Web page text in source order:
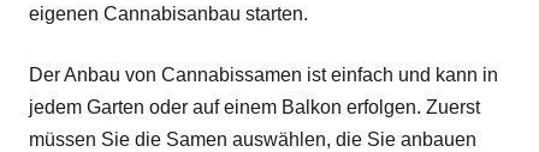
eigenen Cannabisanbau starten.
Der Anbau von Cannabissamen ist einfach und kann in
jedem Garten oder auf einem Balkon erfolgen. Zuerst
müssen Sie die Samen auswählen, die Sie anbauen